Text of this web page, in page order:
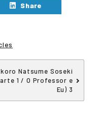
Share
Natsume Soseki
1 / O Professor e
Eu) 3